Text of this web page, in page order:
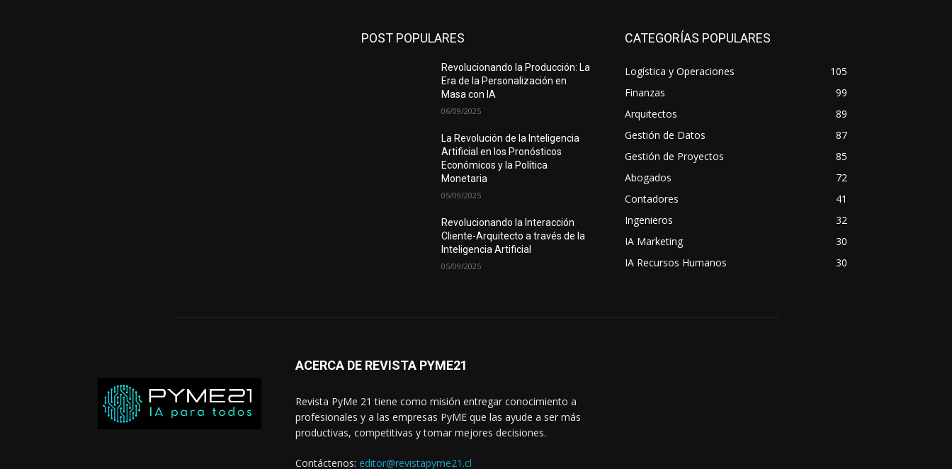
POST POPULARES
Revolucionando la Producción: La
Era de la Personalización en
Masa con IA
06/09/2025
La Revolución de la Inteligencia
Artificial en los Pronósticos
Económicos y la Política
Monetaria
05/09/2025
Revolucionando la Interacción
Cliente-Arquitecto a través de la
Inteligencia Artificial
05/09/2025
CATEGORÍAS POPULARES
Logística y Operaciones
105
Finanzas
99
Arquitectos
89
Gestión de Datos
87
Gestión de Proyectos
85
Abogados
72
Contadores
41
Ingenieros
32
IA Marketing
30
IA Recursos Humanos
30
ACERCA DE REVISTA PYME21
Revista PyMe 21 tiene como misión entregar conocimiento a
profesionales y a las empresas PyME que las ayude a ser más
productivas, competitivas y tomar mejores decisiones.
Contáctenos: editor@revistapyme21.cl